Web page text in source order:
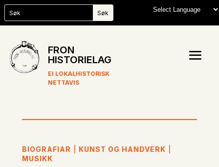
FRON
HISTORIELAG
EI LOKALHISTORISK
NETTAVIS
BIOGRAFIAR KUNST OG HANDVERK
MUSIKK